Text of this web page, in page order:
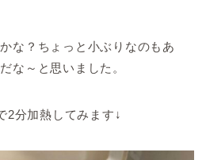
な？ちょっと小ぶりなのもあ
な～と思いました。
2分加熱してみます↓